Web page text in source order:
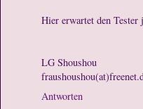
Hier erwartet den Tester
LG Shoushou
Antworten